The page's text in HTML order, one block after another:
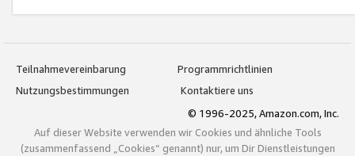
Teilnahmevereinbarung
Programmrichtlinien
Nutzungsbestimmungen
Kontaktiere uns
© 1996-2025, Amazon.com, Inc.
Auf dieser Website verwenden wir Cookies und ähnliche Tools
(zusammenfassend „Cookies“ genannt) nur, um Dir Dienstleistungen